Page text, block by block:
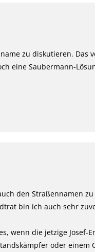
zu diskutieren. Das
eine Saubermann-
den Straßennamen
bin ich auch sehr
wenn die jetzige Josef-
oder einem